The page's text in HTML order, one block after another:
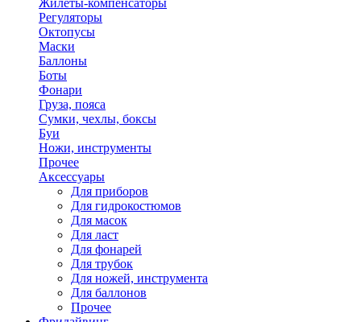
Жилеты-компенсаторы
Регуляторы
Октопусы
Маски
Баллоны
Боты
Фонари
Груза, пояса
Сумки, чехлы, боксы
Буи
Ножи, инструменты
Прочее
Аксессуары
Для приборов
Для гидрокостюмов
Для масок
Для ласт
Для фонарей
Для трубок
Для ножей, инструмента
Для баллонов
Прочее